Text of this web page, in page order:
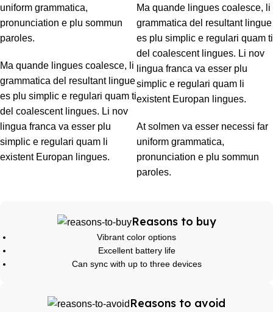
uniform grammatica,
pronunciation e plu sommun
paroles.
Ma quande lingues coalesce, li
grammatica del resultant lingue
es plu simplic e regulari quam ti
del coalescent lingues. Li nov
lingua franca va esser plu
simplic e regulari quam li
existent Europan lingues.
Ma quande lingues coalesce, li
grammatica del resultant lingue
es plu simplic e regulari quam ti
del coalescent lingues. Li nov
lingua franca va esser plu
simplic e regulari quam li
existent Europan lingues.
At solmen va esser necessi far
uniform grammatica,
pronunciation e plu sommun
paroles.
Reasons to buy
Vibrant color options
Excellent battery life
Can sync with up to three devices
Reasons to avoid